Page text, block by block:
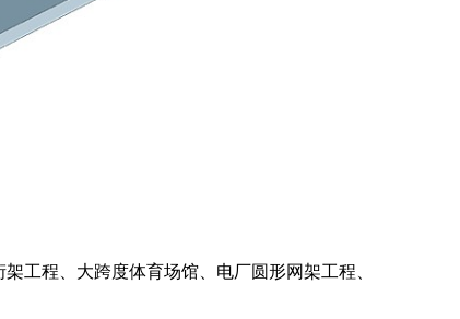
工程、大跨度体育场馆、电厂圆形网架工程、